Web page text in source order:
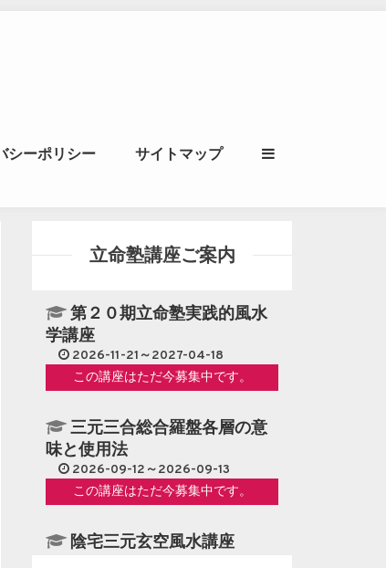
風水学・四柱推
シーポリシー サイトマップ
立命塾講座ご案内
第２０期立命塾実践的風水
学講座
2026-11-21～2027-04-18
この講座はただ今募集中です。
三元三合総合羅盤各層の意
味と使用法
2026-09-12～2026-09-13
この講座はただ今募集中です。
陰宅三元玄空風水講座